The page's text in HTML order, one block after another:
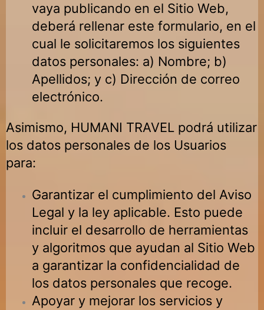
vaya publicando en el Sitio Web,
deberá rellenar este formulario, en el
cual le solicitaremos los siguientes
datos personales: a) Nombre; b)
Apellidos; y c) Dirección de correo
electrónico.
Asimismo, HUMANI TRAVEL podrá utilizar
los datos personales de los Usuarios
para:
Garantizar el cumplimiento del Aviso
Legal y la ley aplicable. Esto puede
incluir el desarrollo de herramientas
y algoritmos que ayudan al Sitio Web
a garantizar la confidencialidad de
los datos personales que recoge.
Apoyar y mejorar los servicios y